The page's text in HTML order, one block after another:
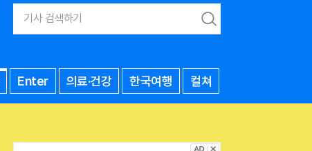
검
색
Enter 의료·건강 한국여행 컬쳐